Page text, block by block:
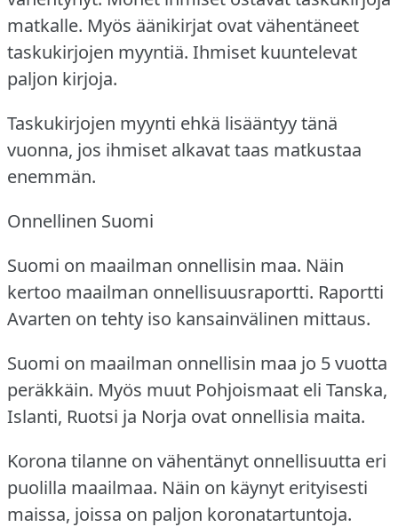
matkalle. Myös äänikirjat ovat vähentäneet
taskukirjojen myyntiä. Ihmiset kuuntelevat
paljon kirjoja.
Taskukirjojen myynti ehkä lisääntyy tänä
vuonna, jos ihmiset alkavat taas matkustaa
enemmän.
Onnellinen Suomi
Suomi on maailman onnellisin maa. Näin
kertoo maailman onnellisuusraportti. Raportti
Avarten on tehty iso kansainvälinen mittaus.
Suomi on maailman onnellisin maa jo 5 vuotta
peräkkäin. Myös muut Pohjoismaat eli Tanska,
Islanti, Ruotsi ja Norja ovat onnellisia maita.
Korona tilanne on vähentänyt onnellisuutta eri
puolilla maailmaa. Näin on käynyt erityisesti
maissa, joissa on paljon koronatartuntoja.